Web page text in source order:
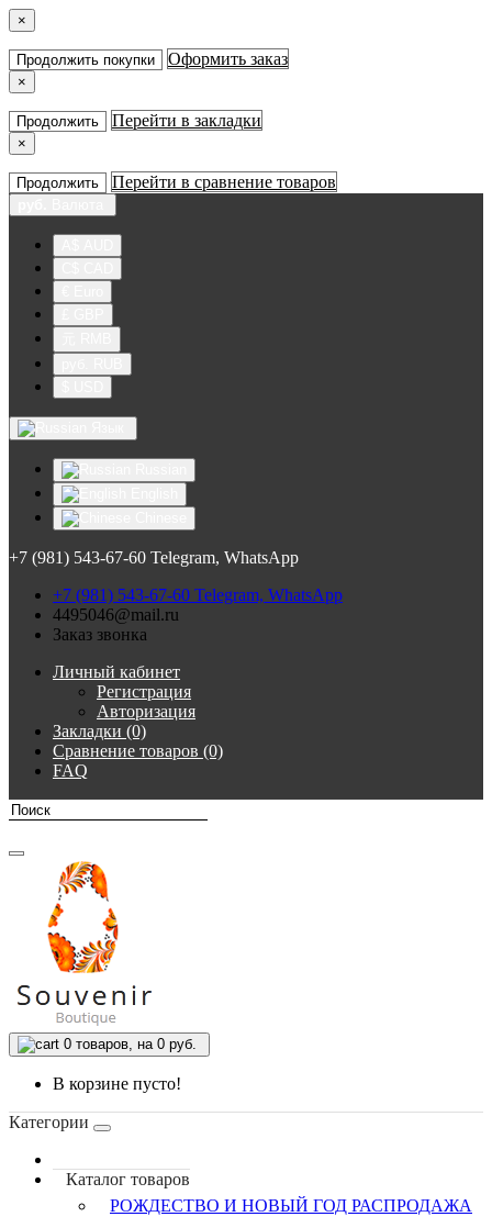
×
Продолжить покупки Оформить заказ
×
Продолжить Перейти в закладки
×
Продолжить Перейти в сравнение товаров
+7 (981) 543-67-60 Telegram, WhatsApp
+7 (981) 543-67-60 Telegram, WhatsApp
4495046@mail.ru
Заказ звонка
Личный кабинет
Регистрация
Авторизация
Закладки (0)
Сравнение товаров (0)
FAQ
0 товаров, на 0 руб.
В корзине пусто!
Категории
Каталог товаров
РОЖДЕСТВО И НОВЫЙ ГОД РАСПРОДАЖА